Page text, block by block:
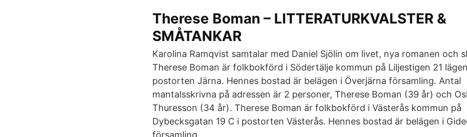
Therese Boman – LITTERATURKVALSTER &
SMÅTANKAR
Karolina Ramqvist samtalar med Daniel Sjölin om livet, nya romanen och
Therese Boman är folkbokförd i Södertälje kommun på Liljestigen 21
postorten Järna. Hennes bostad är belägen i Överjärna församling. Antal
mantalsskrivna på adressen är 2 personer, Therese Boman (39 år) och
Thuresson (34 år). Therese Boman är folkbokförd i Västerås kommun på
Dybecksgatan 19 C i postorten Västerås. Hennes bostad är belägen i
församling.